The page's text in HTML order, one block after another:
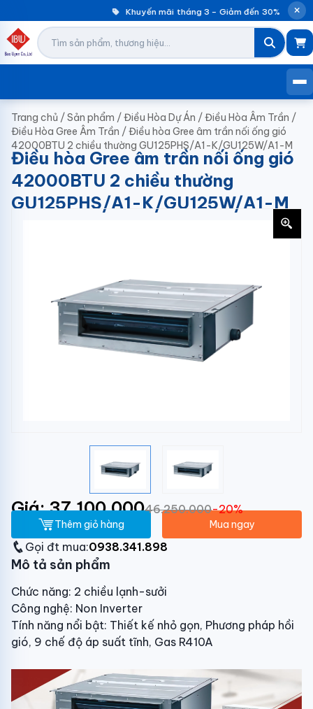
Khuyến mãi tháng 3 – Giảm đến 30% máy
Trang chủ /Sản phẩm /Điều Hòa Dự Án /Điều Hòa Âm Trần /
Điều Hòa Gree Âm Trần /Điều hòa Gree âm trần nối ống gió
42000BTU 2 chiều thường GU125PHS/A1-K/GU125W/A1-M
Điều hòa Gree âm trần nối ống gió
42000BTU 2 chiều thường
GU125PHS/A1-K/GU125W/A1-M
Giá: 37.100.00046.250.000-20%
Thêm giỏ hàng Mua ngay
Gọi đt mua:0938.341.898
Mô tả sản phẩm
Chức năng: 2 chiều lạnh-sưởi
Công nghệ: Non Inverter
Tính năng nổi bật: Thiết kế nhỏ gọn, Phương pháp hồi
gió, 9 chế độ áp suất tĩnh, Gas R410A